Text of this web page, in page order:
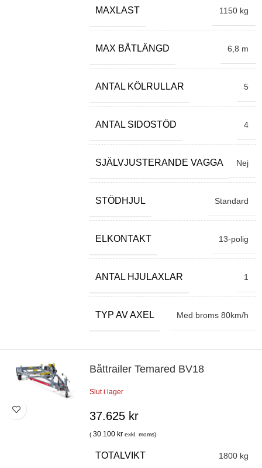
MAXLAST 1150 kg
MAX BÅTLÄNGD 6,8 m
ANTAL KÖLRULLAR 5
ANTAL SIDOSTÖD 4
SJÄLVJUSTERANDE VAGGA Nej
STÖDHJUL Standard
ELKONTAKT 13-polig
ANTAL HJULAXLAR 1
TYP AV AXEL Med broms 80km/h
Båttrailer Temared BV18
Slut i lager
37.625 kr
(30.100 kr exkl. moms)
TOTALVIKT 1800 kg